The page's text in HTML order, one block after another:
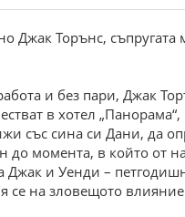
Джак Торънс,
и без пари, Джак
в хотел
със сина си Дани, да
момента, в който от
и Уенди –
се на зловещото